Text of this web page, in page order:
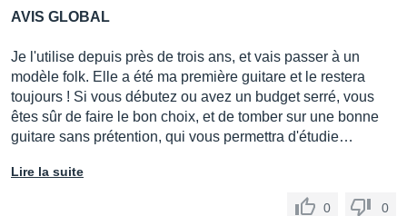
AVIS GLOBAL
Je l'utilise depuis près de trois ans, et vais passer à un
modèle folk. Elle a été ma première guitare et le restera
toujours ! Si vous débutez ou avez un budget serré, vous
êtes sûr de faire le bon choix, et de tomber sur une bonne
guitare sans prétention, qui vous permettra d'étudie…
Lire la suite
0 0